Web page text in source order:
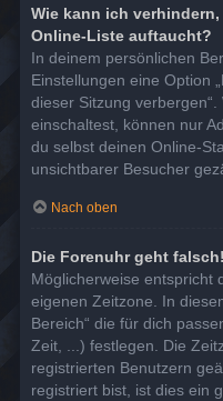
Wie kann ich
Online-Liste auftaucht?
In deinem persönlichen
Einstellungen eine Option
dieser Sitzung
einschaltest, können nur
du selbst deinen Online-
unsichtbarer Besucher
Nach oben
Die Forenuhr geht falsch!
Möglicherweise entspricht
eigenen Zeitzone. In
Bereich“ die für dich
Zeit, ...) festlegen. Die
registrierten Benutzern
registriert bist, ist dies ein